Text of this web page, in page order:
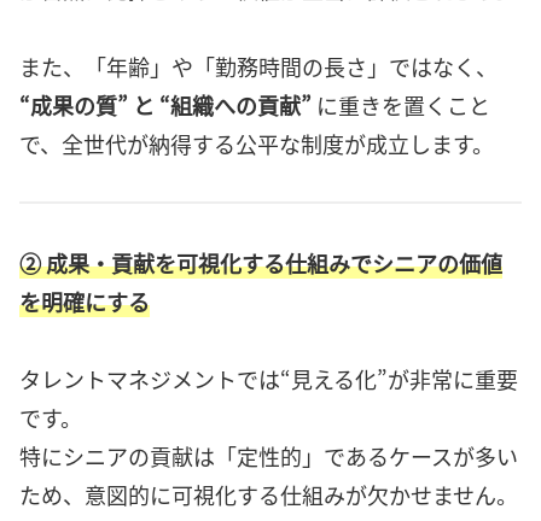
また、「年齢」や「勤務時間の長さ」ではなく、
“成果の質” と “組織への貢献” に重きを置くこと
で、全世代が納得する公平な制度が成立します。
② 成果・貢献を可視化する仕組みでシニアの価値
を明確にする
タレントマネジメントでは“見える化”が非常に重要
です。
特にシニアの貢献は「定性的」であるケースが多い
ため、意図的に可視化する仕組みが欠かせません。